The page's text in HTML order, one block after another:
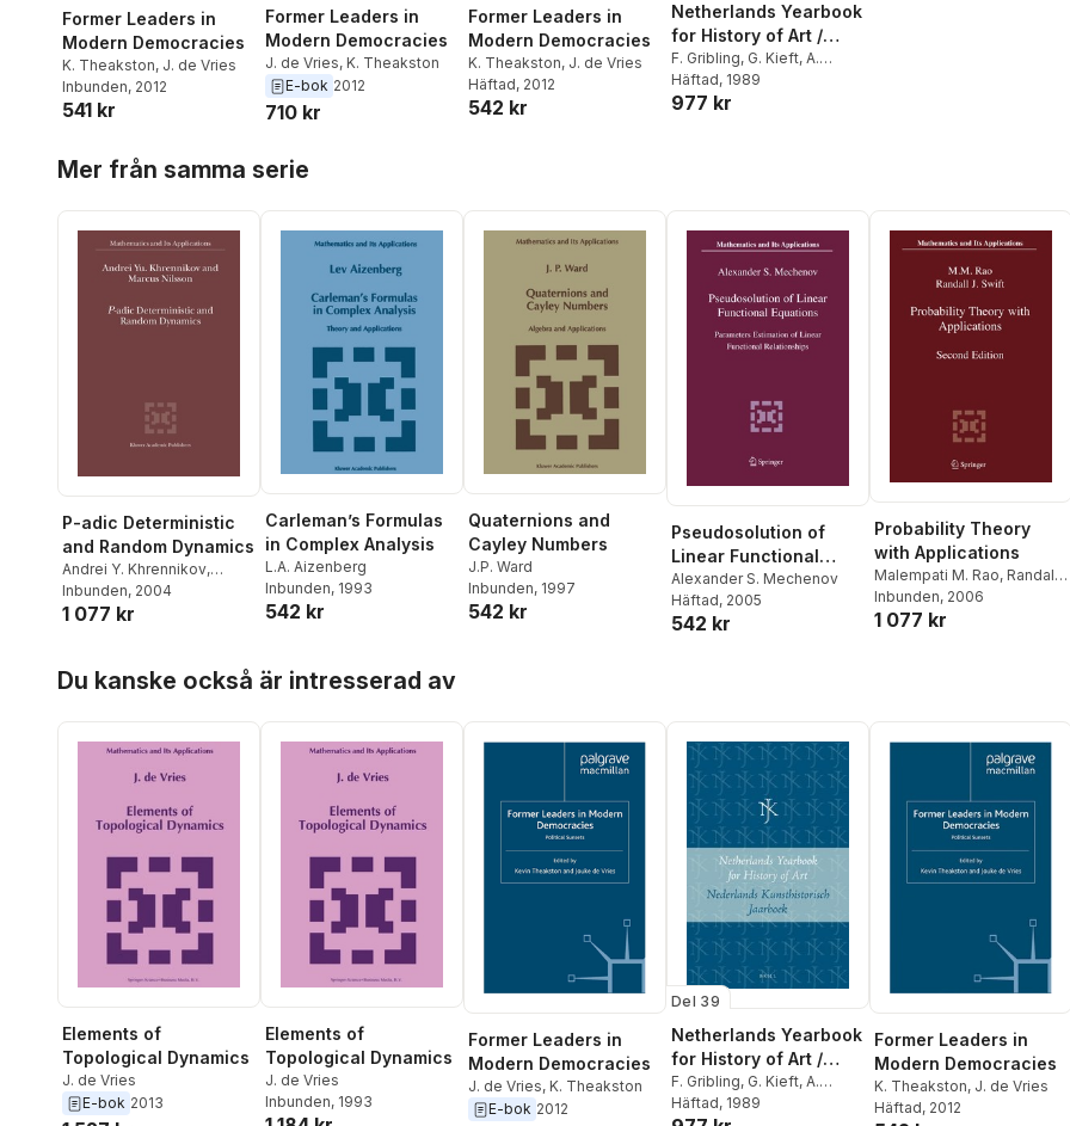
Former Leaders in
Modern Democracies
K. Theakston, J. de Vries
Inbunden, 2012
541 kr
Former Leaders in
Modern Democracies
J. de Vries, K. Theakston
E-bok 2012
710 kr
Former Leaders in
Modern Democracies
K. Theakston, J. de Vries
Häftad, 2012
542 kr
Netherlands Yearbook
for History of Art /
Nederlands
Kunsthistorisch
Jaarboek 39 (1988)
F. Gribling, G. Kieft, A.
Martis,J. de Vries
Häftad, 1989
977 kr
Mer från samma serie
P-adic Deterministic
and Random Dynamics
Andrei Y. Khrennikov,
Marcus Nilsson
Inbunden, 2004
1 077 kr
Carleman’s Formulas
in Complex Analysis
L.A. Aizenberg
Inbunden, 1993
542 kr
Quaternions and
Cayley Numbers
J.P. Ward
Inbunden, 1997
542 kr
Pseudosolution of
Linear Functional
Equations
Alexander S. Mechenov
Häftad, 2005
542 kr
Probability Theory
with Applications
Malempati M. Rao, Randall
J. Swift
Inbunden, 2006
1 077 kr
Du kanske också är intresserad av
Elements of
Topological Dynamics
J. de Vries
E-bok 2013
Elements of
Topological Dynamics
J. de Vries
Inbunden, 1993
Former Leaders in
Modern Democracies
J. de Vries, K. Theakston
E-bok 2012
Del 39
Netherlands Yearbook
for History of Art /
Nederlands
Kunsthistorisch
F. Gribling, G. Kieft, A.
Martis,J. de Vries
Häftad, 1989
Former Leaders in
Modern Democracies
K. Theakston, J. de Vries
Häftad, 2012